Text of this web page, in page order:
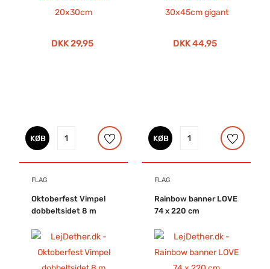
DKK 29,95
KØB
DKK 44,95
KØB
FLAG
Oktoberfest Vimpel
dobbeltsidet 8 m
FLAG
Rainbow banner LOVE
74 x 220 cm